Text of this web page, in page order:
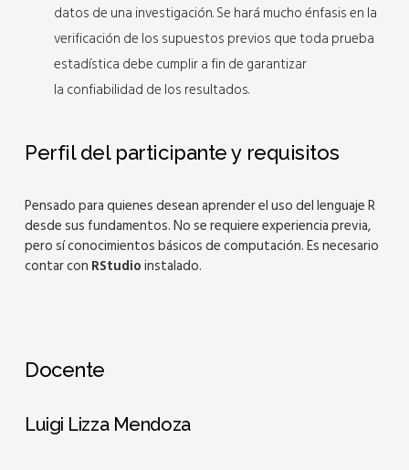
datos de una investigación. Se hará mucho énfasis en la
verificación de los supuestos previos que toda prueba
estadística debe cumplir a fin de garantizar
la confiabilidad de los resultados.
Perfil del participante y requisitos
Pensado para quienes desean aprender el uso del lenguaje R
desde sus fundamentos. No se requiere experiencia previa,
pero sí conocimientos básicos de computación. Es necesario
contar con RStudioinstalado.
Docente
Luigi Lizza Mendoza